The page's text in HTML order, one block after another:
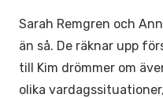
Sarah Remgren och
än så. De räknar upp
till Kim drömmer om
olika